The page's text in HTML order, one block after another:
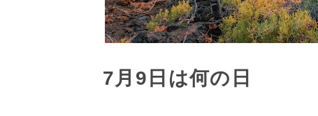
7月9日は何の日